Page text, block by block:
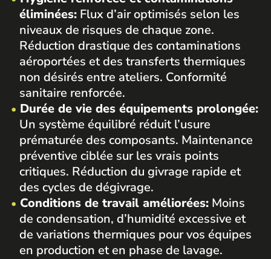
éliminées: Flux d’air optimisés selon les
niveaux de risques de chaque zone.
Réduction drastique des contaminations
aéroportées et des transferts thermiques
non désirés entre ateliers. Conformité
sanitaire renforcée.
Durée de vie des équipements prolongée:
Un système équilibré réduit l’usure
prématurée des composants. Maintenance
préventive ciblée sur les vrais points
critiques. Réduction du givrage rapide et
des cycles de dégivrage.
Conditions de travail améliorées: Moins
de condensation, d’humidité excessive et
de variations thermiques pour vos équipes
en production et en phase de lavage.